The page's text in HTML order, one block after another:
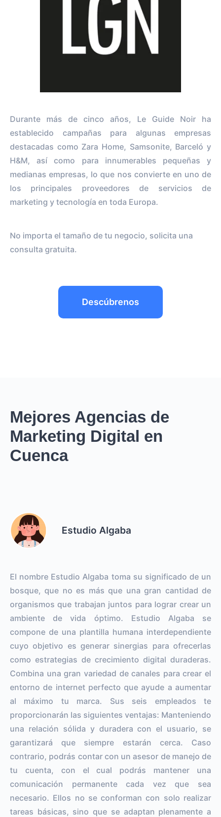
Durante más de cinco años, Le Guide Noir ha
establecido campañas para algunas empresas
destacadas como Zara Home, Samsonite, Barceló y
H&M, así como para innumerables pequeñas y
medianas empresas, lo que nos convierte en uno de
los principales proveedores de servicios de
marketing y tecnología en toda Europa.
No importa el tamaño de tu negocio, solicita una
consulta gratuita.
Descúbrenos
Mejores Agencias de
Marketing Digital en
Cuenca
Estudio Algaba
El nombre Estudio Algaba toma su significado de un
bosque, que no es más que una gran cantidad de
organismos que trabajan juntos para lograr crear un
ambiente de vida óptimo. Estudio Algaba se
compone de una plantilla humana interdependiente
cuyo objetivo es generar sinergias para ofrecerlas
como estrategias de crecimiento digital duraderas.
Combina una gran variedad de canales para crear el
entorno de internet perfecto que ayude a aumentar
al máximo tu marca. Sus seis empleados te
proporcionarán las siguientes ventajas: Manteniendo
una relación sólida y duradera con el usuario, se
garantizará que siempre estarán cerca. Caso
contrario, podrás contar con un asesor de manejo de
tu cuenta, con el cual podrás mantener una
comunicación permanente cada vez que sea
necesario. Ellos no se conforman con solo realizar
tareas básicas, sino que se adaptan plenamente a